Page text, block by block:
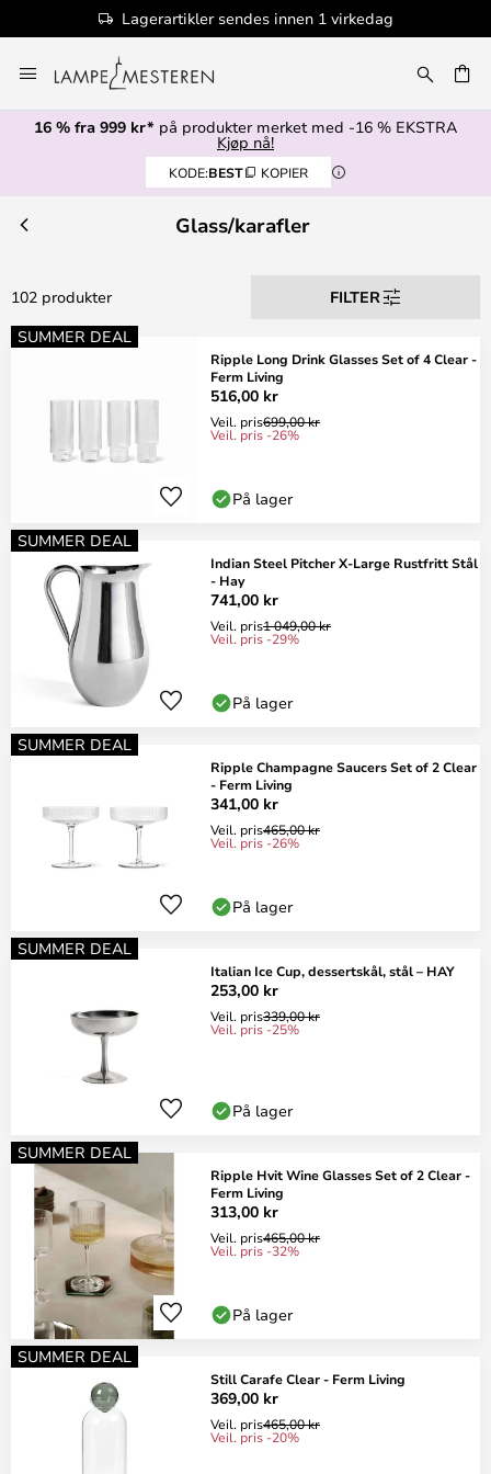
innen 1 virkedag
til
innhold
16 % fra 999 kr* på produkter merket med -16 % EKSTRA
Kjøp nå!
KODE:BEST KOPIER
Glass/karafler
102 produkter
FILTER
SUMMER DEAL
Ripple Long Drink Glasses Set of 4 Clear -
Ferm Living
516,00 kr
Veil. pris699,00 kr
Veil. pris -26%
På lager
SUMMER DEAL
Indian Steel Pitcher X-Large Rustfritt Stål
- Hay
741,00 kr
Veil. pris1 049,00 kr
Veil. pris -29%
På lager
SUMMER DEAL
Ripple Champagne Saucers Set of 2 Clear
- Ferm Living
341,00 kr
Veil. pris465,00 kr
Veil. pris -26%
På lager
SUMMER DEAL
Italian Ice Cup, dessertskål, stål – HAY
253,00 kr
Veil. pris339,00 kr
Veil. pris -25%
På lager
SUMMER DEAL
Ripple Hvit Wine Glasses Set of 2 Clear -
Ferm Living
313,00 kr
Veil. pris465,00 kr
Veil. pris -32%
På lager
SUMMER DEAL
Still Carafe Clear - Ferm Living
369,00 kr
Veil. pris465,00 kr
Veil. pris -20%